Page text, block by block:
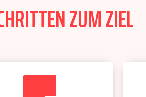
ZUM ZIEL